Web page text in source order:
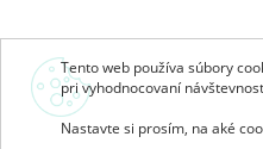
Tento web používa súbory
pri vyhodnocovaní
Nastavte si prosím, na aké